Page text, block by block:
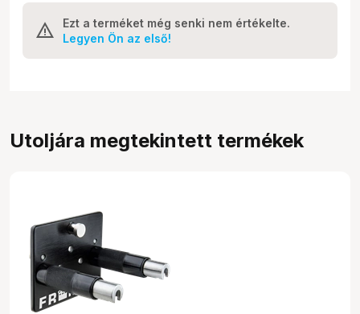
Ezt a terméket még senki nem értékelte.
Legyen Ön az első!
Utoljára megtekintett termékek